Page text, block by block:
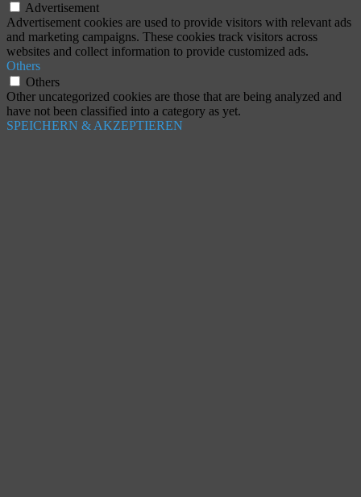
Advertisement
Advertisement cookies are used to provide visitors with relevant ads
and marketing campaigns. These cookies track visitors across
websites and collect information to provide customized ads.
Others
Others
Other uncategorized cookies are those that are being analyzed and
have not been classified into a category as yet.
SPEICHERN & AKZEPTIEREN